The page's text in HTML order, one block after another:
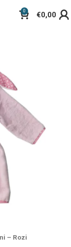
0 €0,00
– Rozi